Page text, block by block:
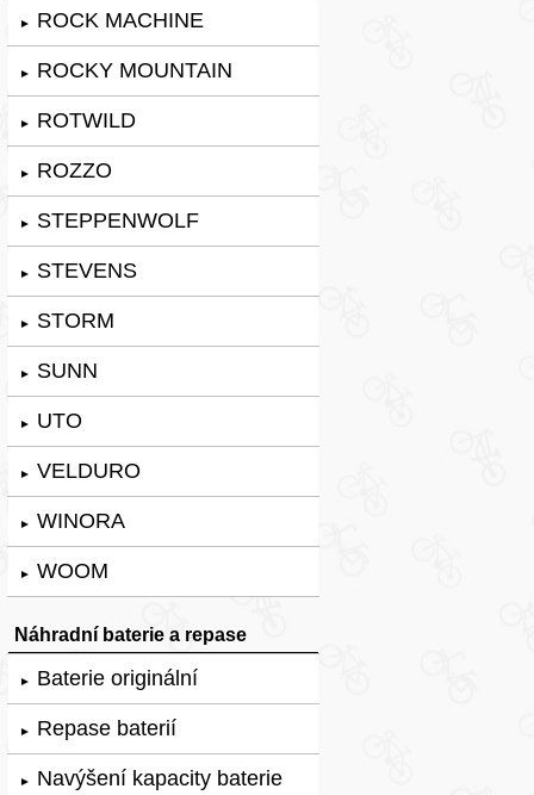
► ROCK MACHINE
► ROCKY MOUNTAIN
► ROTWILD
► ROZZO
► STEPPENWOLF
► STEVENS
► STORM
► SUNN
► UTO
► VELDURO
► WINORA
► WOOM
Náhradní baterie a repase
► Baterie originální
► Repase baterií
► Navýšení kapacity baterie